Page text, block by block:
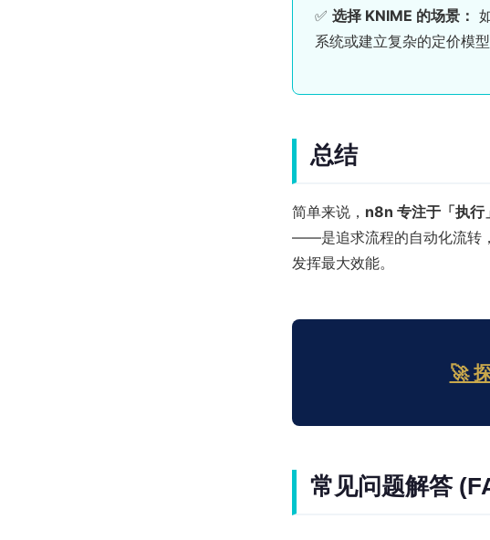
✅ 选择 KNIME 的场景：
系统或建立复杂的定价模
总结
简单来说， n8n 专注于「执行
——是追求流程的自动化流转
发挥最大效能。
🚀
常见问题解答